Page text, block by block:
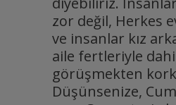
zor değil, Herkes
ve insanlar kız
aile fertleriyle dahi
görüşmekten
Düşünsenize,